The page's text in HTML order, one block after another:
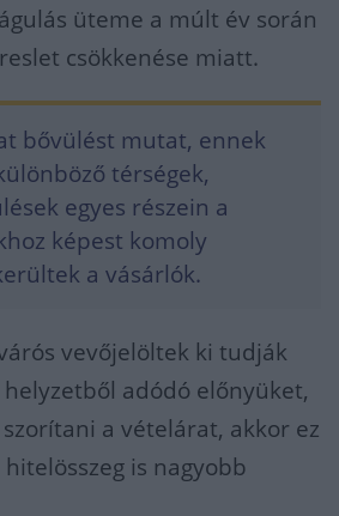
üteme a múlt év során
csökkenése miatt.
bővülést mutat, ennek
térségek,
egyes részein a
képest komoly
a vásárlók.
vevőjelöltek ki tudják
adódó előnyüket,
a vételárat, akkor ez
is nagyobb